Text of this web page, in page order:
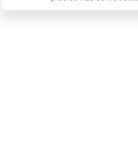
6 rosas rojas y astromelia rosada